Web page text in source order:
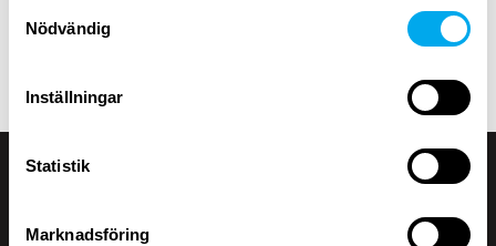
Nödvändig
Inställningar
Statistik
Marknadsföring
Ta en titt på Maatoris utbud av tunga fordon och hitta
rätt produkt för dina behov! Om du inte hittar det du